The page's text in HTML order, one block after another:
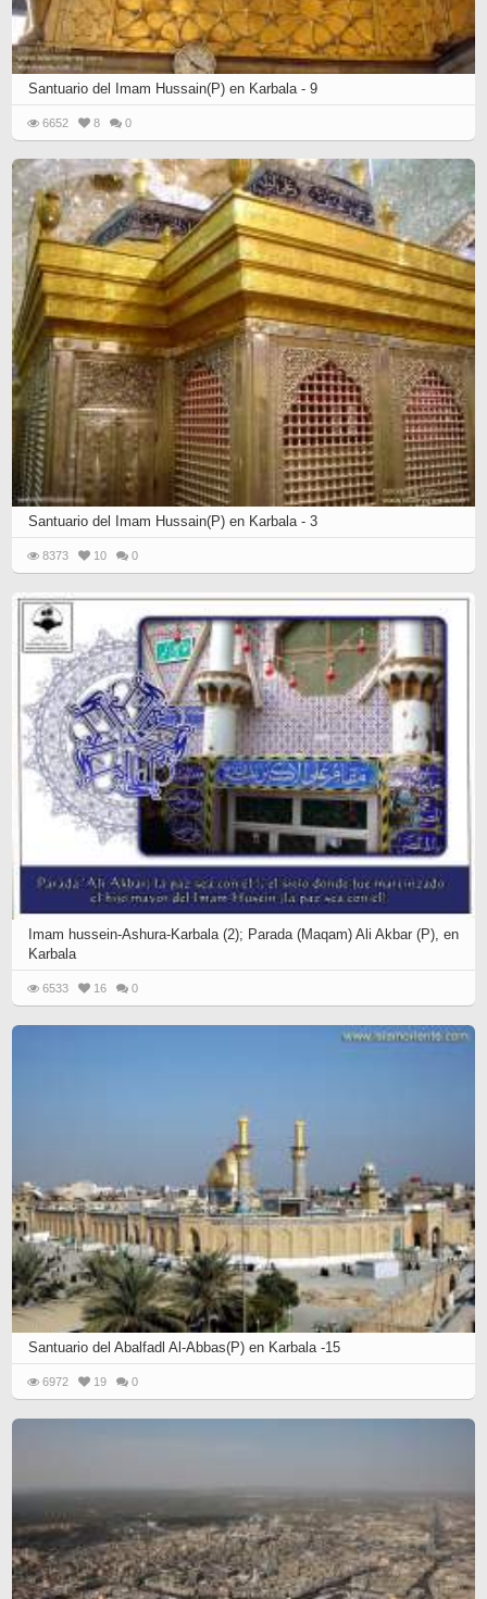
Santuario del Imam Hussain(P) en Karbala - 9
6652 8 0
Santuario del Imam Hussain(P) en Karbala - 3
8373 10 0
Imam hussein-Ashura-Karbala (2); Parada (Maqam) Ali Akbar (P), en
Karbala
6533 16 0
Santuario del Abalfadl Al-Abbas(P) en Karbala -15
6972 19 0